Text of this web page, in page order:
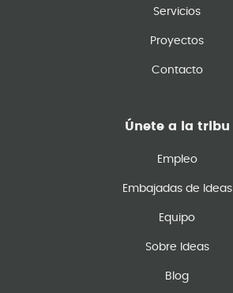
Servicios
Proyectos
Contacto
Únete a la tribu
Empleo
Embajadas de Ideas
Equipo
Sobre Ideas
Blog